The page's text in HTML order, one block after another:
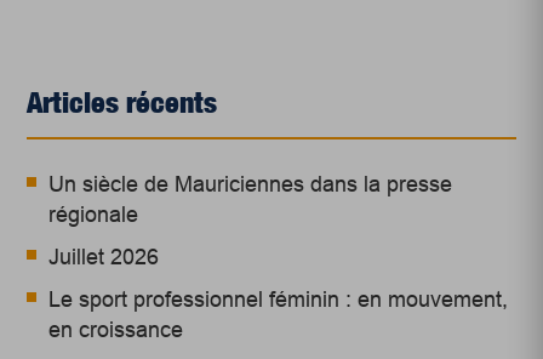
Articles récents
Un siècle de Mauriciennes dans la presse
régionale
Juillet 2026
Le sport professionnel féminin : en mouvement,
en croissance